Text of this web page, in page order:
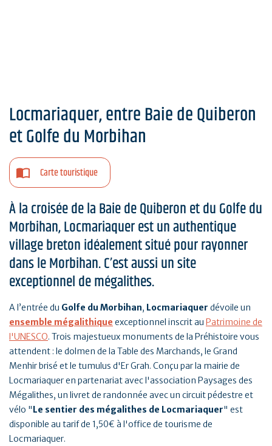
Locmariaquer, entre Baie de Quiberon
et Golfe du Morbihan
Carte touristique
À la croisée de la Baie de Quiberon et du Golfe du
Morbihan, Locmariaquer est un authentique
village breton idéalement situé pour rayonner
dans le Morbihan. C’est aussi un site
exceptionnel de mégalithes.
A l’entrée du Golfe du Morbihan, Locmariaquer dévoile un
ensemble mégalithique exceptionnel inscrit au Patrimoine de
l'UNESCO. Trois majestueux monuments de la Préhistoire vous
attendent : le dolmen de la Table des Marchands, le Grand
Menhir brisé et le tumulus d'Er Grah. Conçu par la mairie de
Locmariaquer en partenariat avec l'association Paysages des
Mégalithes, un livret de randonnée avec un circuit pédestre et
vélo "Le sentier des mégalithes de Locmariaquer" est
disponible au tarif de 1,50€ à l'office de tourisme de
Locmariaquer.